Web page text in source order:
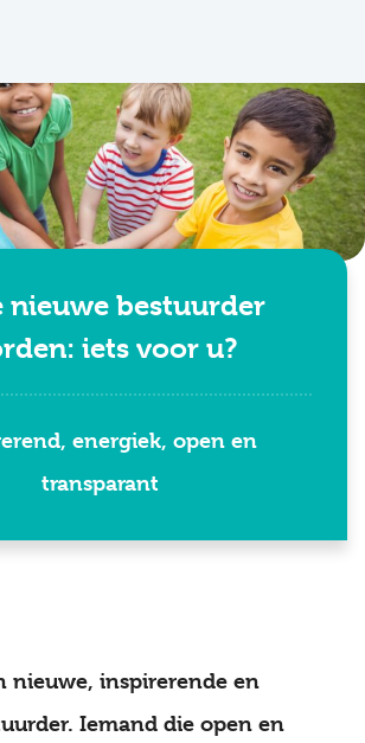
nieuwe bestuurder
iets voor u?
energiek, open en
transparant
nieuwe, inspirerende en
Iemand die open en